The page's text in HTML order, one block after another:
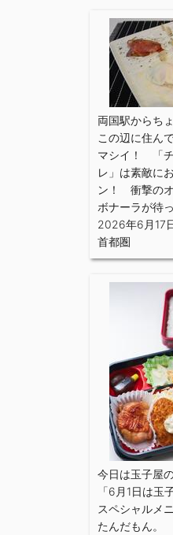
両国駅からち
この辺に住ん
マシイ！ 「
レ」は素敵に
ン！ 衝撃の
ボナーラが待
2026年6月17
首都圏
今日は玉子屋
「6月1日は玉
スペシャルメ
たんだもん。